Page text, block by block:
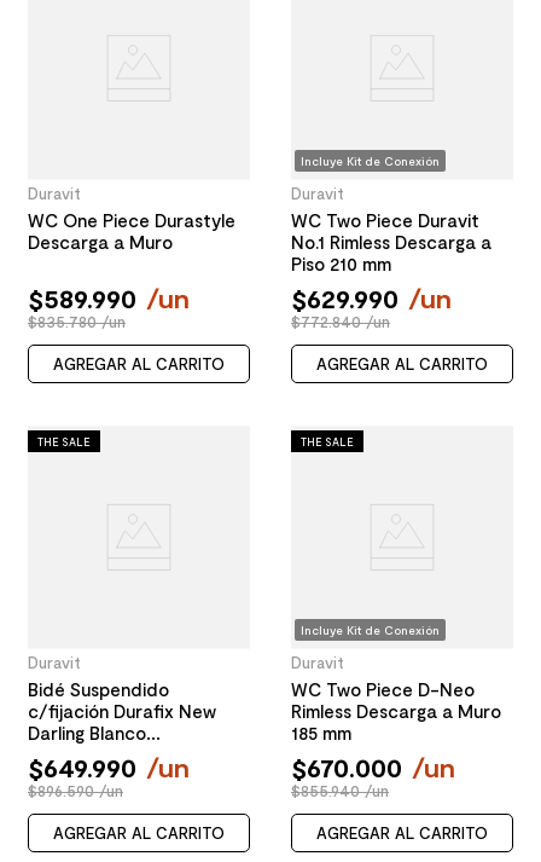
Duravit
WC One Piece Durastyle
Descarga a Muro
$589.990 /un
$835.780 /un
AGREGAR AL CARRITO
Incluye Kit de Conexión
Duravit
WC Two Piece Duravit
No.1 Rimless Descarga a
Piso 210 mm
$629.990 /un
$772.840 /un
AGREGAR AL CARRITO
THE SALE
Duravit
Bidé Suspendido
c/fijación Durafix New
Darling Blanco
290x540x365mm
$649.990 /un
$896.590 /un
AGREGAR AL CARRITO
THE SALE
Incluye Kit de Conexión
Duravit
WC Two Piece D-Neo
Rimless Descarga a Muro
185 mm
$670.000 /un
$855.940 /un
AGREGAR AL CARRITO